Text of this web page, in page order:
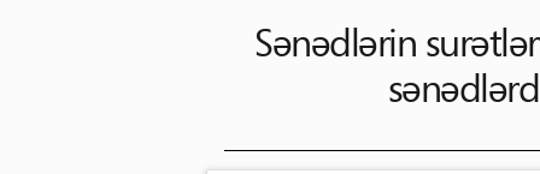
Sənədlərin